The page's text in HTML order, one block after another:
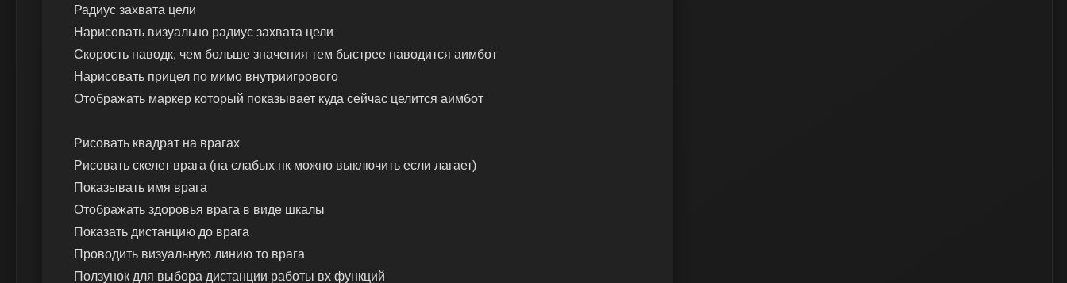
Радиус захвата цели
Нарисовать визуально радиус захвата цели
Скорость наводк, чем больше значения тем быстрее наводится аимбот
Нарисовать прицел по мимо внутриигрового
Отображать маркер который показывает куда сейчас целится аимбот
Рисовать квадрат на врагах
Рисовать скелет врага (на слабых пк можно выключить если лагает)
Показывать имя врага
Отображать здоровья врага в виде шкалы
Показать дистанцию до врага
Проводить визуальную линию то врага
Ползунок для выбора дистанции работы вх функций